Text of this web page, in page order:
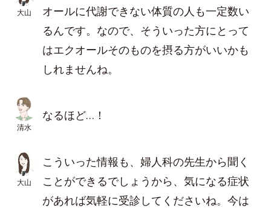
大山
オールに代謝できない体質の人も一定数い
るんです。なので、そういった方にとって
はエクオールそのものを摂る方がいいかも
しれませんね。
清水
なるほど…！
大山
こういった情報も、婦人科の先生から聞く
ことができるでしょうから、気になる症状
があれば気軽に受診してくださいね。今は